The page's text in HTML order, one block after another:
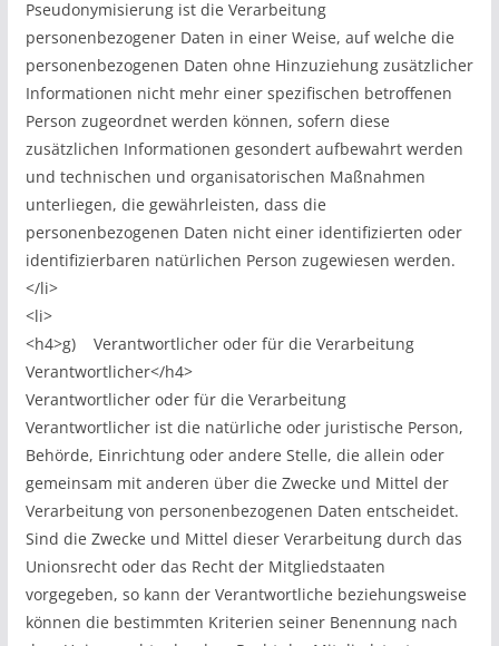
Pseudonymisierung ist die Verarbeitung
personenbezogener Daten in einer Weise, auf welche die
personenbezogenen Daten ohne Hinzuziehung zusätzlicher
Informationen nicht mehr einer spezifischen betroffenen
Person zugeordnet werden können, sofern diese
zusätzlichen Informationen gesondert aufbewahrt werden
und technischen und organisatorischen Maßnahmen
unterliegen, die gewährleisten, dass die
personenbezogenen Daten nicht einer identifizierten oder
identifizierbaren natürlichen Person zugewiesen werden.
</li>
<li>
<h4>g) Verantwortlicher oder für die Verarbeitung
Verantwortlicher</h4>
Verantwortlicher oder für die Verarbeitung
Verantwortlicher ist die natürliche oder juristische Person,
Behörde, Einrichtung oder andere Stelle, die allein oder
gemeinsam mit anderen über die Zwecke und Mittel der
Verarbeitung von personenbezogenen Daten entscheidet.
Sind die Zwecke und Mittel dieser Verarbeitung durch das
Unionsrecht oder das Recht der Mitgliedstaaten
vorgegeben, so kann der Verantwortliche beziehungsweise
können die bestimmten Kriterien seiner Benennung nach